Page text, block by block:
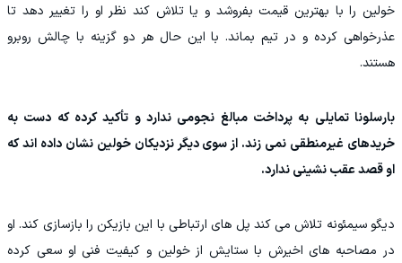
خولین را با بهترین قیمت بفروشد و یا تلاش کند نظر او را تغییر دهد تا
عذرخواهی کرده و در تیم بماند. با این حال هر دو گزینه با چالش روبرو
هستند.
بارسلونا تمایلی به پرداخت مبالغ نجومی ندارد و تأکید کرده که دست به
خریدهای غیرمنطقی نمی زند. از سوی دیگر نزدیکان خولین نشان داده اند که
او قصد عقب نشینی ندارد.
دیگو سیمئونه تلاش می کند پل های ارتباطی با این بازیکن را بازسازی کند. او
در مصاحبه های اخیرش با ستایش از خولین و کیفیت فنی او سعی کرده